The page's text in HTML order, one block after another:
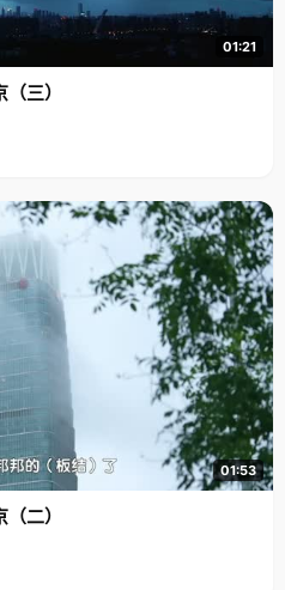
01:21
三）
01:53
二）